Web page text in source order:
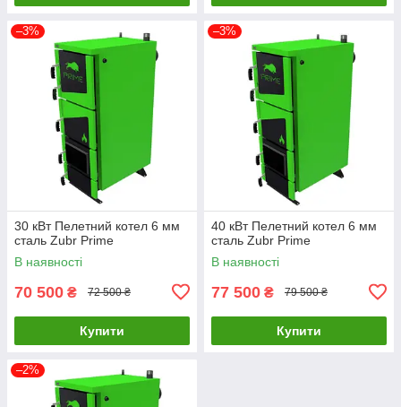
–3%
30 кВт Пелетний котел 6 мм
сталь Zubr Prime
В наявності
70 500 ₴ 72 500 ₴
Купити
–3%
40 кВт Пелетний котел 6 мм
сталь Zubr Prime
В наявності
77 500 ₴ 79 500 ₴
Купити
–2%